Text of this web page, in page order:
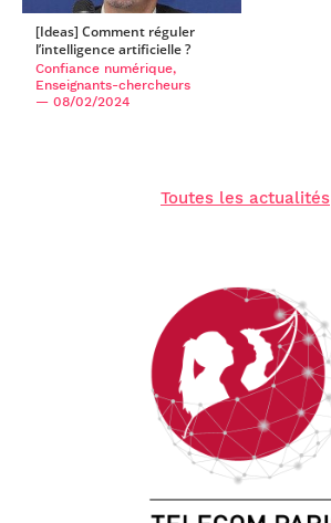
[Ideas] Comment réguler
l’intelligence artificielle ?
Confiance numérique,
Enseignants-chercheurs
— 08/02/2024
Toutes les actualités